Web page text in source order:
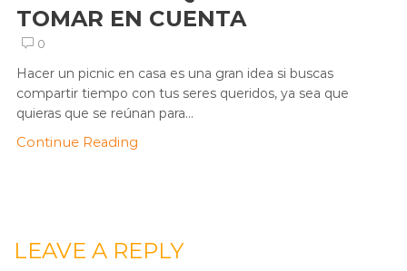
TOMAR EN CUENTA
0
Hacer un picnic en casa es una gran idea si buscas
compartir tiempo con tus seres queridos, ya sea que
quieras que se reúnan para...
Continue Reading
LEAVE A REPLY